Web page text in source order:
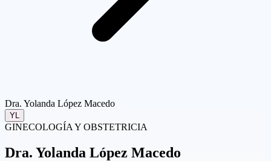
Dra. Yolanda López Macedo
YL
GINECOLOGÍA Y OBSTETRICIA
Dra. Yolanda López Macedo